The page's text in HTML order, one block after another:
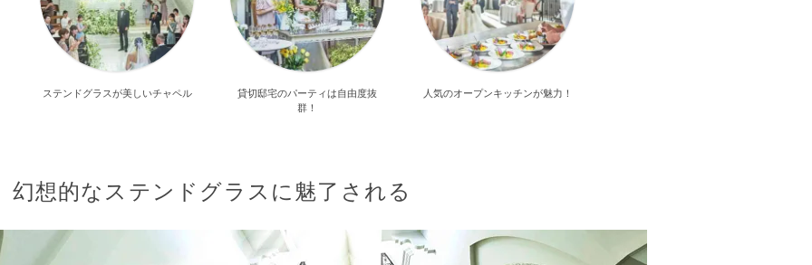
ステンドグラスが美しいチャペル
貸切邸宅のパーティは自由度抜
群！
人気のオープンキッチンが魅力！
幻想的なステンドグラスに魅了される